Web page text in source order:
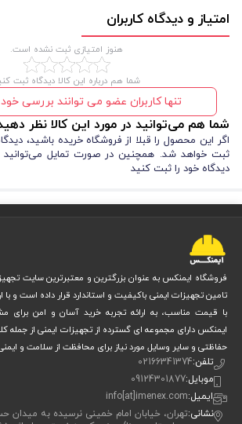
امتیاز و دیدگاه کاربران
هنوز امتیازی ثبت نشده است.
شما هم درباره این کالا دیدگاه ثبت
تنها کاربران عضو می توانند بررسی خود
شما هم می‌توانید در مورد این کالا نظر
اگر این محصول را قبلا از فروشگاه خریده باشید،
ثبت خواهد شد. همچنین در صورت تمایل
دیدگاه خود را ثبت کنید
فروشگاه ایمنکس به عنوان بزرگترین و معتبرترین سایت
تامین تجهیزات ایمنی باکیفیت و استاندارد قرار داده است و
با قیمت مناسب، به ارائه تجربه خرید آسان و امن برای
ایمنکس دارای مجموعه ای گسترده از تجهیزات ایمنی از جمله
حفاظتی و سایر وسایل مورد نیاز برای محافظت از سلامت و
تلفن:02166341374
موبایل:09124301877
ایمیل:info[at]imenex.com
نشانی:تهران، خیابان امام خمینی نرسیده به میدان